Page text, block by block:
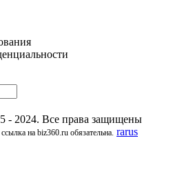
2024. Все права защищены
на biz360.ru обязательна. rarus